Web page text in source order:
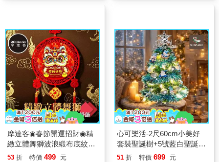
摩達客◉春節開運招財◉精
緻立體舞獅波浪緞布底紋原
木流蘇吊飾掛飾
53 折 特價 499 元
心可樂活-2尺60cm小美好
套裝聖誕樹+5號藍白聖誕老
公公彩繪木片飾品組+LED
51 折 特價 699 元